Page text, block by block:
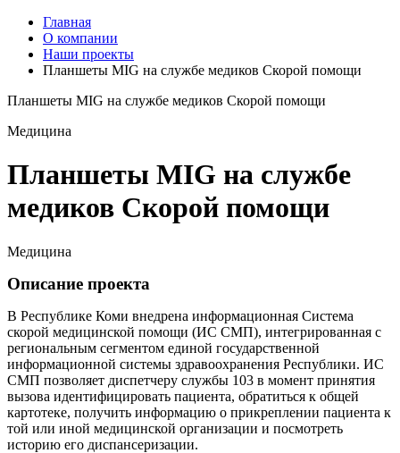
Главная
О компании
Наши проекты
Планшеты MIG на службе медиков Скорой помощи
Планшеты MIG на службе медиков Скорой помощи
Медицина
Планшеты MIG на службе
медиков Скорой помощи
Медицина
Описание проекта
В Республике Коми внедрена информационная Система
скорой медицинской помощи (ИС СМП), интегрированная с
региональным сегментом единой государственной
информационной системы здравоохранения Республики. ИС
СМП позволяет диспетчеру службы 103 в момент принятия
вызова идентифицировать пациента, обратиться к общей
картотеке, получить информацию о прикреплении пациента к
той или иной медицинской организации и посмотреть
историю его диспансеризации.